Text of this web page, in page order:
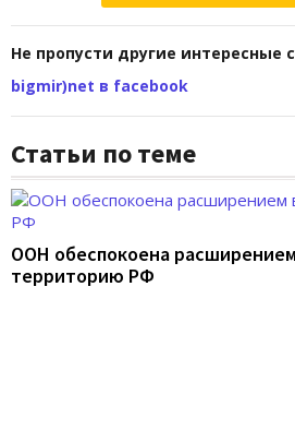
Не пропусти другие интересные
bigmir)net в facebook
Статьи по теме
ООН обеспокоена
территорию РФ